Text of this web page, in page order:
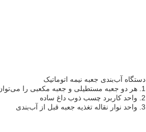
دستگاه آب‌بندی جعبه نیمه اتوماتیک
1. هر دو جعبه مستطیلی و جعبه مکعبی را می‌توان بسته‌بندی کرد
2. واحد کاربرد چسب ذوب داغ ساده
3. واحد نوار نقاله تغذیه جعبه قبل از آب‌بندی